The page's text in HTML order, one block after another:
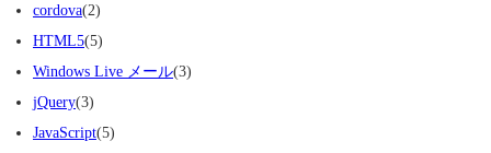
cordova(2)
HTML5(5)
Windows Live メール(3)
jQuery(3)
JavaScript(5)